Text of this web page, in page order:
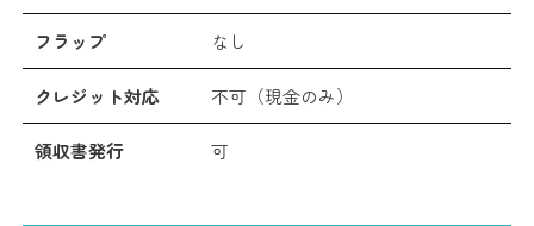
フラップ なし
クレジット対応 不可（現金のみ）
領収書発行 可